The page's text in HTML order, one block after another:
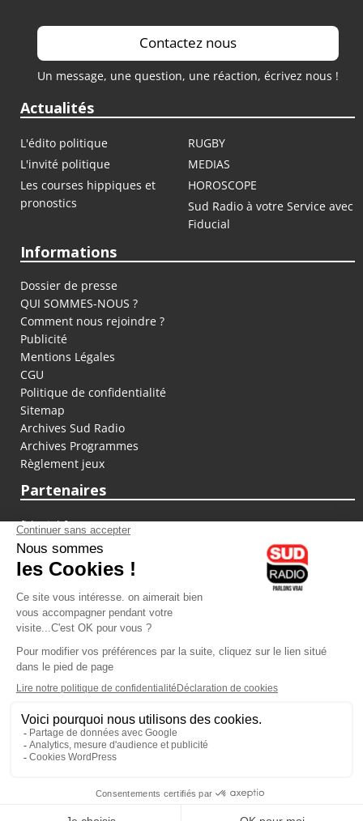
Contactez nous
Un message, une question, une réaction, écrivez nous !
Actualités
L'édito politique
RUGBY
L'invité politique
MEDIAS
Les courses hippiques et
pronostics
HOROSCOPE
Sud Radio à votre Service avec
Fiducial
Informations
Dossier de presse
QUI SOMMES-NOUS ?
Comment nous rejoindre ?
Publicité
Mentions Légales
CGU
Politique de confidentialité
Sitemap
Archives Sud Radio
Archives Programmes
Règlement jeux
Partenaires
fiducial.fr
lyoncapitale.fr
olympique-et-lyonnais.com
L'application Iphone / Android
Téléchargez l'application
Les cookies
Gestion des cookies
Crédit photos : ©Sud Radio / Pierre Olivier
10H00
10H00 - 12H00
Moreau